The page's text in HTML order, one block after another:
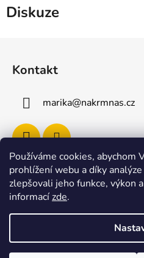
Používáme cookies, abychom
prohlížení webu a díky
zlepšovali jeho funkce, výkon
informacízde.
Diskuze
Kontakt
marika@nakrmnas.cz
Facebook